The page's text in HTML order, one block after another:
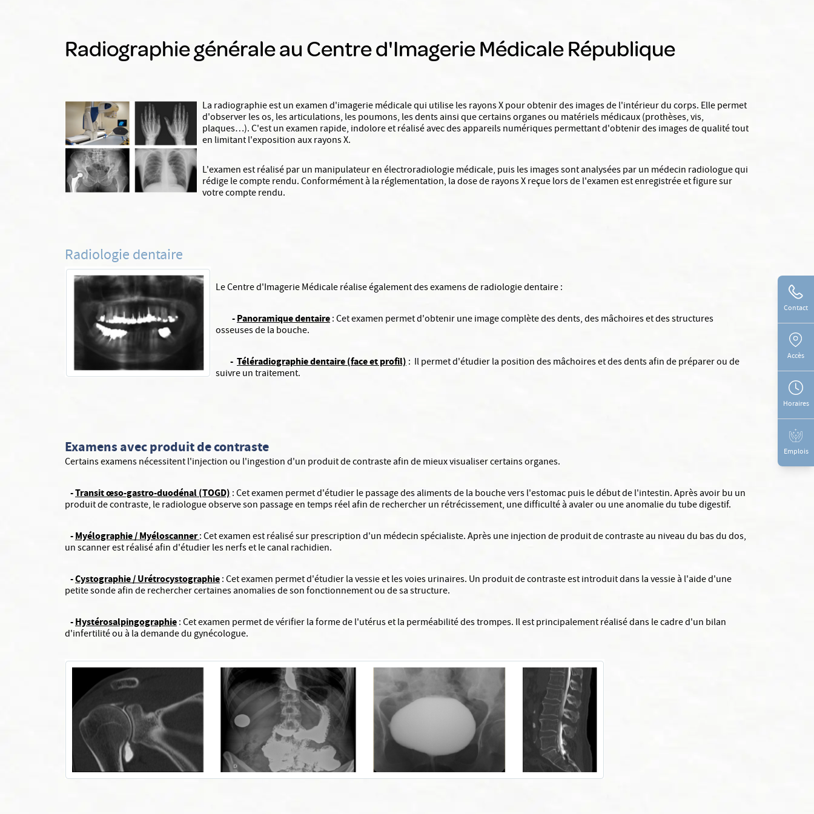
Radiographie générale au Centre d'Imagerie Médicale République
La radiographie est un examen d'imagerie médicale qui utilise les rayons X pour obtenir des images de l'intérieur du corps. Elle permet
d'observer les os, les articulations, les poumons, les dents ainsi que certains organes ou matériels médicaux (prothèses, vis,
plaques…). C'est un examen rapide, indolore et réalisé avec des appareils numériques permettant d'obtenir des images de qualité tout
en limitant l'exposition aux rayons X.
L'examen est réalisé par un manipulateur en électroradiologie médicale, puis les images sont analysées par un médecin radiologue qui
rédige le compte rendu. Conformément à la réglementation, la dose de rayons X reçue lors de l'examen est enregistrée et figure sur
votre compte rendu.
Radiologie dentaire
Le Centre d'Imagerie Médicale réalise également des examens de radiologie dentaire :
-Panoramique dentaire: Cet examen permet d'obtenir une image complète des dents, des mâchoires et des structures
osseuses de la bouche.
- Téléradiographie dentaire (face et profil) : Il permet d'étudier la position des mâchoires et des dents afin de préparer ou de
suivre un traitement.
Examens avec produit de contraste
Certains examens nécessitent l'injection ou l'ingestion d'un produit de contraste afin de mieux visualiser certains organes.
-Transit œso-gastro-duodénal (TOGD) : Cet examen permet d'étudier le passage des aliments de la bouche vers l'estomac puis le début de l'intestin. Après avoir bu un
produit de contraste, le radiologue observe son passage en temps réel afin de rechercher un rétrécissement, une difficulté à avaler ou une anomalie du tube digestif.
-Myélographie / Myéloscanner: Cet examen est réalisé sur prescription d'un médecin spécialiste. Après une injection de produit de contraste au niveau du bas du dos,
un scanner est réalisé afin d'étudier les nerfs et le canal rachidien.
-Cystographie / Urétrocystographie: Cet examen permet d'étudier la vessie et les voies urinaires. Un produit de contraste est introduit dans la vessie à l'aide d'une
petite sonde afin de rechercher certaines anomalies de son fonctionnement ou de sa structure.
-Hystérosalpingographie: Cet examen permet de vérifier la forme de l'utérus et la perméabilité des trompes. Il est principalement réalisé dans le cadre d'un bilan
d'infertilité ou à la demande du gynécologue.
Contact
Accès
Horaires
Emplois